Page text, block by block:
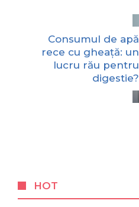
Consumul de apă
rece cu gheață: un
lucru rău pentru
digestie?
HOT